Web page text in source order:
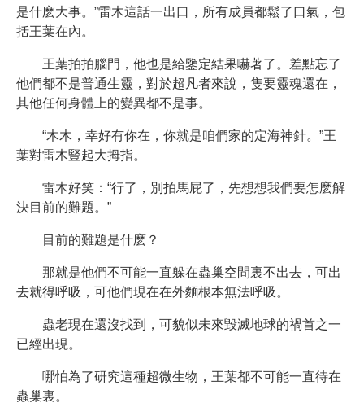
是什麽大事。”雷木這話一出口，所有成員都鬆了口氣，包
括王葉在內。
王葉拍拍腦門，他也是給鑒定結果嚇著了。差點忘了
他們都不是普通生靈，對於超凡者來說，隻要靈魂還在，
其他任何身體上的變異都不是事。
“木木，幸好有你在，你就是咱們家的定海神針。”王
葉對雷木豎起大拇指。
雷木好笑：“行了，別拍馬屁了，先想想我們要怎麽解
決目前的難題。”
目前的難題是什麽？
那就是他們不可能一直躲在蟲巢空間裏不出去，可出
去就得呼吸，可他們現在在外麵根本無法呼吸。
蟲老現在還沒找到，可貌似未來毀滅地球的禍首之一
已經出現。
哪怕為了研究這種超微生物，王葉都不可能一直待在
蟲巢裏。